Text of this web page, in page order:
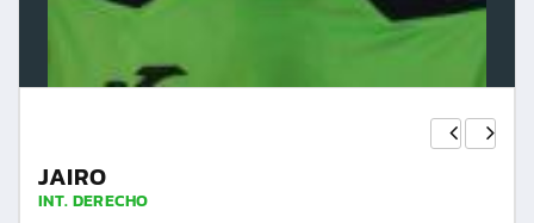
JAIRO
INT. DERECHO